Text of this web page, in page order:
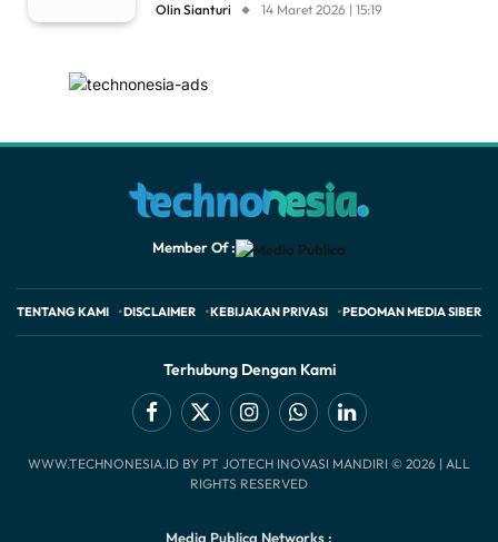
Olin Sianturi 14 Maret 2026 | 15:19
Member Of :
TENTANG KAMI DISCLAIMER KEBIJAKAN PRIVASI PEDOMAN MEDIA SIBER
Terhubung Dengan Kami
Facebook
X
(Twitter)
InstagramWhatsAppLinkedIn
WWW.TECHNONESIA.ID BY PT JOTECH INOVASI MANDIRI © 2026 | ALL
RIGHTS RESERVED
Media Publica Networks :